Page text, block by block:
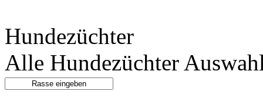
Hundezüchter
Alle Hundezüchter